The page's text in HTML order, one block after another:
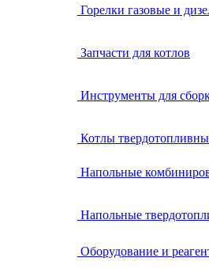
Горелки газовые и
Запчасти для котлов
Инструменты для
Котлы
Напольные
Напольные
Оборудование и